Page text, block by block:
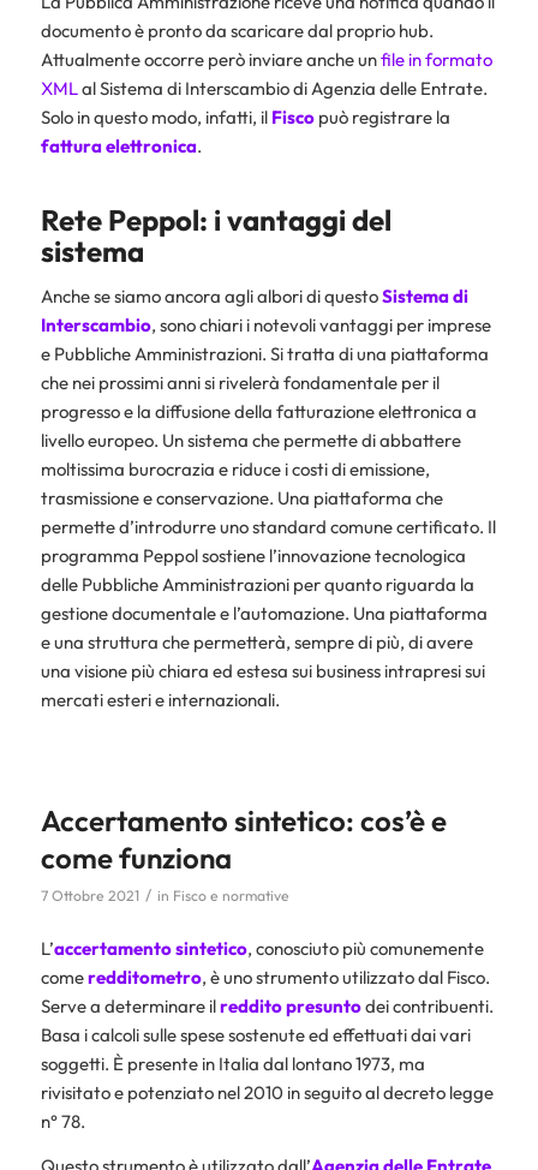
documento è pronto da scaricare dal proprio hub.
Attualmente occorre però inviare anche unfile in formato
XMLal Sistema di Interscambio di Agenzia delle Entrate.
Solo in questo modo, infatti, il Fiscopuò registrare la
fattura elettronica.
Rete Peppol: i vantaggi del
sistema
Anche se siamo ancora agli albori di questoSistema di
Interscambio, sono chiari i notevoli vantaggi per imprese
e Pubbliche Amministrazioni. Si tratta di una piattaforma
che nei prossimi anni si rivelerà fondamentale per il
progresso e la diffusione della fatturazione elettronica a
livello europeo. Un sistema che permette di abbattere
moltissima burocrazia e riduce i costi di emissione,
trasmissione e conservazione. Una piattaforma che
permette d’introdurre uno standard comune certificato. Il
programma Peppol sostiene l’innovazione tecnologica
delle Pubbliche Amministrazioni per quanto riguarda la
gestione documentale e l’automazione. Una piattaforma
e una struttura che permetterà, sempre di più, di avere
una visione più chiara ed estesa sui business intrapresi sui
mercati esteri e internazionali.
Accertamento sintetico: cos’è e
come funziona
7 Ottobre 2021 / in Fisco e normative
L’accertamento sintetico, conosciuto più comunemente
comeredditometro, è uno strumento utilizzato dal Fisco.
Serve a determinare ilreddito presuntodei contribuenti.
Basa i calcoli sulle spese sostenute ed effettuati dai vari
soggetti. È presente in Italia dal lontano 1973, ma
rivisitato e potenziato nel 2010 in seguito al decreto legge
n° 78.